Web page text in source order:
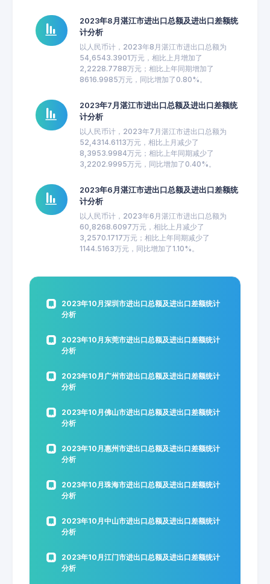
2023年8月湛江市进出口总额及进出口差额统
计分析
以人民币计，2023年8月湛江市进出口总额为
54,6543.3901万元，相比上月增加了
2,2228.7788万元；相比上年同期增加了
8616.9985万元，同比增加了0.80%。
2023年7月湛江市进出口总额及进出口差额统
计分析
以人民币计，2023年7月湛江市进出口总额为
52,4314.6113万元，相比上月减少了
8,3953.9984万元；相比上年同期减少了
3,2202.9995万元，同比增加了0.40%。
2023年6月湛江市进出口总额及进出口差额统
计分析
以人民币计，2023年6月湛江市进出口总额为
60,8268.6097万元，相比上月减少了
3,2570.1717万元；相比上年同期减少了
1144.5163万元，同比增加了1.10%。
2023年10月深圳市进出口总额及进出口差额统计
分析
2023年10月东莞市进出口总额及进出口差额统计
分析
2023年10月广州市进出口总额及进出口差额统计
分析
2023年10月佛山市进出口总额及进出口差额统计
分析
2023年10月惠州市进出口总额及进出口差额统计
分析
2023年10月珠海市进出口总额及进出口差额统计
分析
2023年10月中山市进出口总额及进出口差额统计
分析
2023年10月江门市进出口总额及进出口差额统计
分析